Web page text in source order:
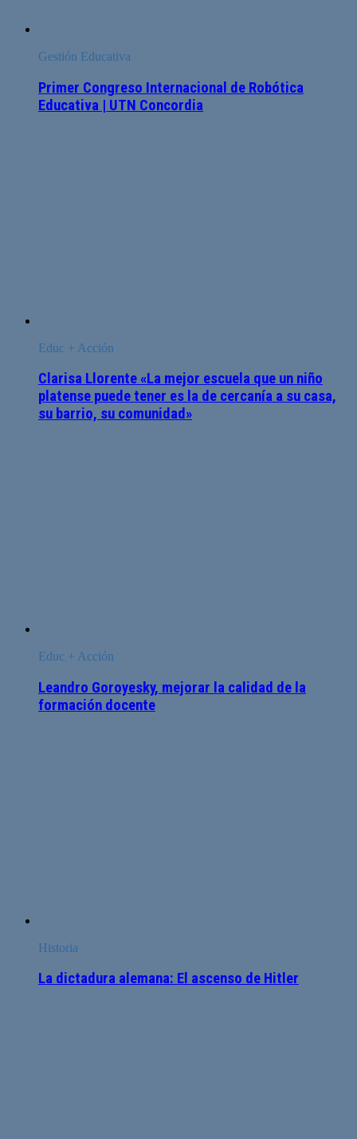
Gestión Educativa
Primer Congreso Internacional de Robótica
Educativa | UTN Concordia
Educ + Acción
Clarisa Llorente «La mejor escuela que un niño
platense puede tener es la de cercanía a su casa,
su barrio, su comunidad»
Educ + Acción
Leandro Goroyesky, mejorar la calidad de la
formación docente
Historia
La dictadura alemana: El ascenso de Hitler